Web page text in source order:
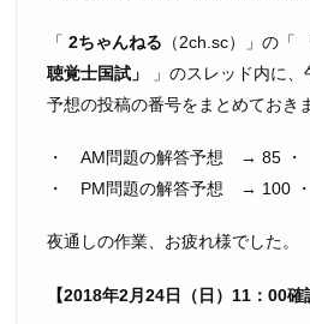
「 2ちゃんねる （2ch.sc）」の「
聴覚士国試
」のスレッド内に
予想の投稿の番号をまとめておき
・ AM問題の解答予想 → 85
・ PM問題の解答予想 → 100
夜通しの作業、お疲れ様でした。
【2018年2月24日（日）11：00確